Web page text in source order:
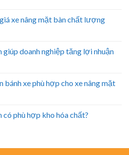
xe nâng mặt bàn chất lượng
giúp doanh nghiệp tăng lợi nhuận
bánh xe phù hợp cho xe nâng mặt
có phù hợp kho hóa chất?